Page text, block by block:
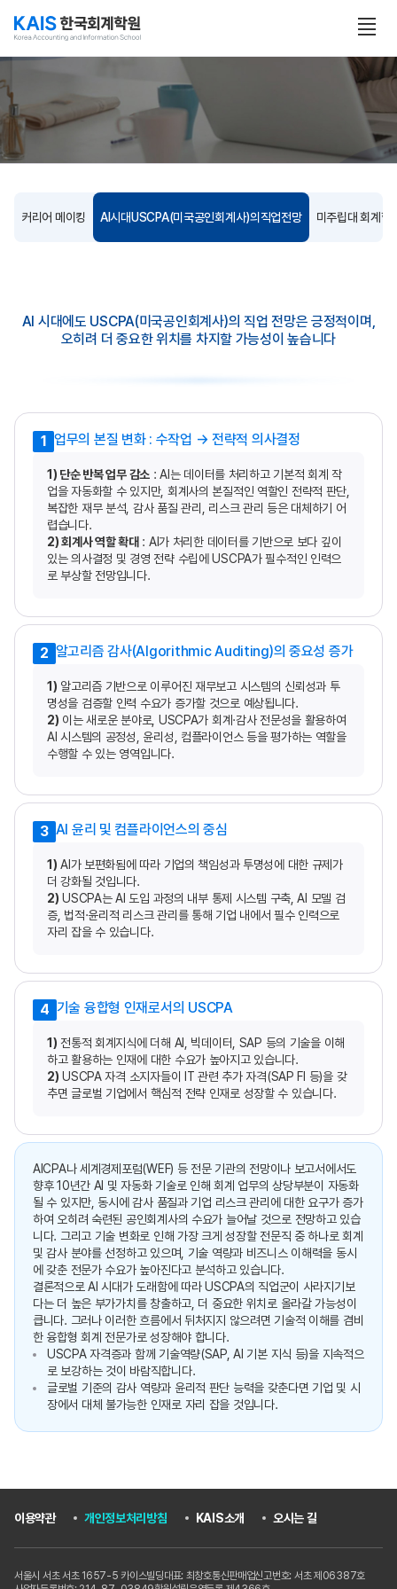
전
보
커리어 메이킹 AI시대USCPA(미국공인회계사)의직업전망 미주립대 회계학
AI 시대에도 USCPA(미국공인회계사)의 직업 전망은 긍정적이며,
오히려 더 중요한 위치를 차지할 가능성이 높습니다
1 업무의 본질 변화 : 수작업 → 전략적 의사결정
1) 단순 반복 업무 감소 : AI는 데이터를 처리하고 기본적 회계 작
업을 자동화할 수 있지만, 회계사의 본질적인 역할인 전략적 판단,
복잡한 재무 분석, 감사 품질 관리, 리스크 관리 등은 대체하기 어
렵습니다.
2) 회계사 역할 확대 : AI가 처리한 데이터를 기반으로 보다 깊이
있는 의사결정 및 경영 전략 수립에 USCPA가 필수적인 인력으
로 부상할 전망입니다.
2 알고리즘 감사(Algorithmic Auditing)의 중요성 증가
1) 알고리즘 기반으로 이루어진 재무보고 시스템의 신뢰성과 투
명성을 검증할 인력 수요가 증가할 것으로 예상됩니다.
2) 이는 새로운 분야로, USCPA가 회계·감사 전문성을 활용하여
AI 시스템의 공정성, 윤리성, 컴플라이언스 등을 평가하는 역할을
수행할 수 있는 영역입니다.
3 AI 윤리 및 컴플라이언스의 중심
1) AI가 보편화됨에 따라 기업의 책임성과 투명성에 대한 규제가
더 강화될 것입니다.
2) USCPA는 AI 도입 과정의 내부 통제 시스템 구축, AI 모델 검
증, 법적·윤리적 리스크 관리를 통해 기업 내에서 필수 인력으로
자리 잡을 수 있습니다.
4 기술 융합형 인재로서의 USCPA
1) 전통적 회계지식에 더해 AI, 빅데이터, SAP 등의 기술을 이해
하고 활용하는 인재에 대한 수요가 높아지고 있습니다.
2) USCPA 자격 소지자들이 IT 관련 추가 자격(SAP FI 등)을 갖
추면 글로벌 기업에서 핵심적 전략 인재로 성장할 수 있습니다.
AICPA나 세계경제포럼(WEF) 등 전문 기관의 전망이나 보고서에서도
향후 10년간 AI 및 자동화 기술로 인해 회계 업무의 상당부분이 자동화
될 수 있지만, 동시에 감사 품질과 기업 리스크 관리에 대한 요구가 증가
하여 오히려 숙련된 공인회계사의 수요가 늘어날 것으로 전망하고 있습
니다. 그리고 기술 변화로 인해 가장 크게 성장할 전문직 중 하나로 회계
및 감사 분야를 선정하고 있으며, 기술 역량과 비즈니스 이해력을 동시
에 갖춘 전문가 수요가 높아진다고 분석하고 있습니다.
결론적으로 AI 시대가 도래함에 따라 USCPA의 직업군이 사라지기보
다는 더 높은 부가가치를 창출하고, 더 중요한 위치로 올라갈 가능성이
큽니다. 그러나 이러한 흐름에서 뒤처지지 않으려면 기술적 이해를 겸비
한 융합형 회계 전문가로 성장해야 합니다.
USCPA 자격증과 함께 기술역량(SAP, AI 기본 지식 등)을 지속적으
로 보강하는 것이 바람직합니다.
글로벌 기준의 감사 역량과 윤리적 판단 능력을 갖춘다면 기업 및 시
장에서 대체 불가능한 인재로 자리 잡을 것입니다.
이용약관 개인정보처리방침 KAIS소개 오시는 길
서울시 서초 서초 1657-5 카이스빌딩대표: 최창호통신판매업신고번호: 서초 제06387호